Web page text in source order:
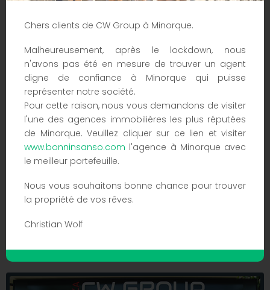
Chers clients de CW Group à Minorque.
Malheureusement, après le lockdown, nous
n'avons pas été en mesure de trouver un agent
digne de confiance à Minorque qui puisse
représenter notre société.
Pour cette raison, nous vous demandons de visiter
l'une des agences immobilières les plus réputées
de Minorque. Veuillez cliquer sur ce lien et visiter
www.bonninsanso.com l'agence à Minorque avec
le meilleur portefeuille.
Nous vous souhaitons bonne chance pour trouver
la propriété de vos rêves.
Christian Wolf
Cette propriété n'est pas à vendre tant que
présenté.
Est en cours de traitement et est délivré